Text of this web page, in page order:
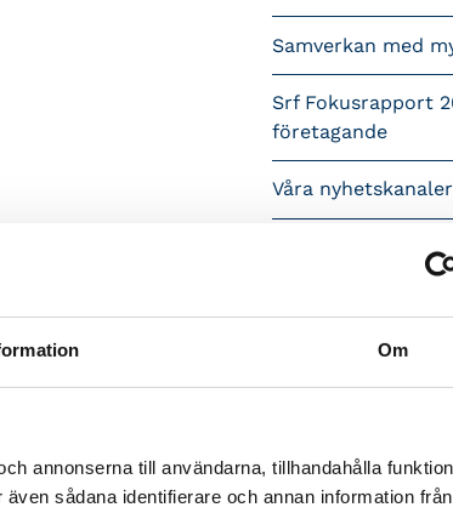
Om
annonserna till användarna, tillhandahålla
sådana identifierare och annan information
Samverkan med
Srf Fokusrapport
företagande
Våra nyhetskanaler
Tidningen
Följ oss i
Öppet brev till
Framtidsutsikter i